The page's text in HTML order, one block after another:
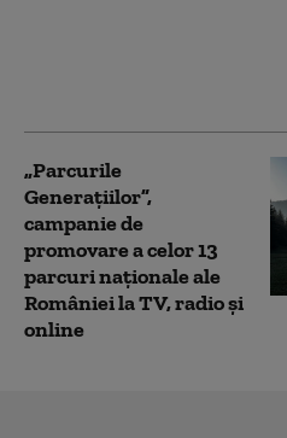
„Parcurile
Generaţiilor”,
campanie de
promovare a celor 13
parcuri naționale ale
României la TV, radio și
online